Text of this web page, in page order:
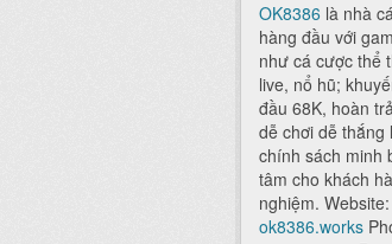
OK8386 là nhà
hàng đầu với
như cá cược thể
live, nổ hũ;
đầu 68K, hoàn
dễ chơi dễ thắng
chính sách minh
tâm cho khách
nghiệm. Website:
ok8386.works